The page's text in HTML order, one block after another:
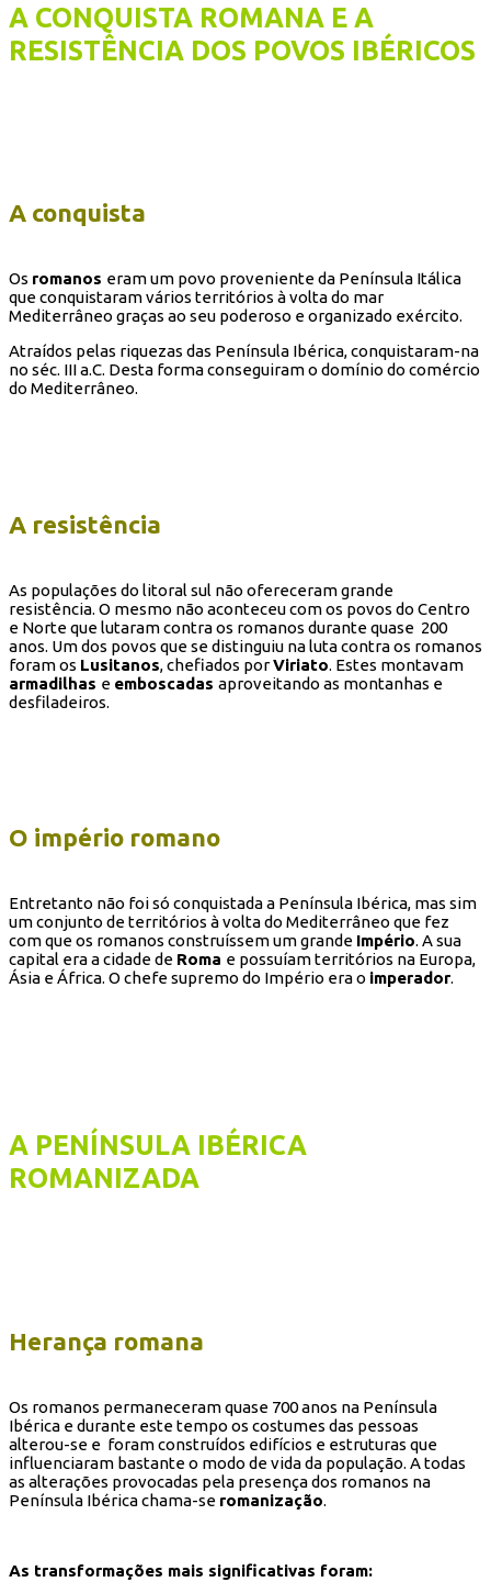
A CONQUISTA ROMANA E A
RESISTÊNCIA DOS POVOS IBÉRICOS
A conquista
Os romanos eram um povo proveniente da Península Itálica
que conquistaram vários territórios à volta do mar
Mediterrâneo graças ao seu poderoso e organizado exército.
Atraídos pelas riquezas das Península Ibérica, conquistaram-na
no séc. III a.C. Desta forma conseguiram o domínio do comércio
do Mediterrâneo.
A resistência
As populações do litoral sul não ofereceram grande
resistência. O mesmo não aconteceu com os povos do Centro
e Norte que lutaram contra os romanos durante quase 200
anos. Um dos povos que se distinguiu na luta contra os romanos
foram os Lusitanos, chefiados porViriato. Estes montavam
armadilhas e emboscadas aproveitando as montanhas e
desfiladeiros.
O império romano
Entretanto não foi só conquistada a Península Ibérica, mas sim
um conjunto de territórios à volta do Mediterrâneo que fez
com que os romanos construíssem um grande Império. A sua
capital era a cidade de Roma e possuíam territórios na Europa,
Ásia e África. O chefe supremo do Império era o imperador.
A PENÍNSULA IBÉRICA
ROMANIZADA
Herança romana
Os romanos permaneceram quase 700 anos na Península
Ibérica e durante este tempo os costumes das pessoas
alterou-se e foram construídos edifícios e estruturas que
influenciaram bastante o modo de vida da população. A todas
as alterações provocadas pela presença dos romanos na
Península Ibérica chama-se romanização.
As transformações mais significativas foram: